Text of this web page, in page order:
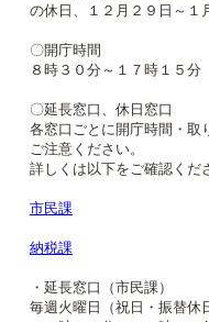
の休日、１２月２９日～１
〇開庁時間
８時３０分～１７時１５分
〇延長窓口、休日窓口
各窓口ごとに開庁時間・取
ご注意ください。
詳しくは以下をご確認くだ
市民課
納税課
・延長窓口（市民課）
毎週火曜日（祝日・振替休